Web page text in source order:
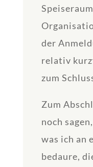
der
relativ
zum
Zum
noch
was ich an
bedaure,